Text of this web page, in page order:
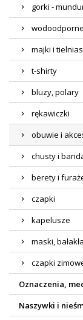
gorki -
majki i
t-shirty
bluzy, polary
rękawiczki
obuwie i
chusty i
berety i
czapki
kapelusze
maski,
czapki
Oznaczenia,
Naszywki i